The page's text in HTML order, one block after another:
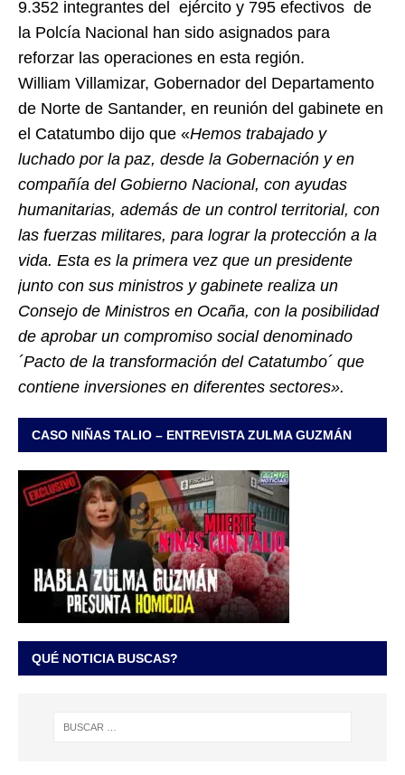
9.352 integrantes del ejército y 795 efectivos de
la Polcía Nacional han sido asignados para
reforzar las operaciones en esta región.
William Villamizar, Gobernador del Departamento
de Norte de Santander, en reunión del gabinete en
el Catatumbo dijo que «Hemos trabajado y
luchado por la paz, desde la Gobernación y en
compañía del Gobierno Nacional, con ayudas
humanitarias, además de un control territorial, con
las fuerzas militares, para lograr la protección a la
vida. Esta es la primera vez que un presidente
junto con sus ministros y gabinete realiza un
Consejo de Ministros en Ocaña, con la posibilidad
de aprobar un compromiso social denominado
´Pacto de la transformación del Catatumbo´ que
contiene inversiones en diferentes sectores».
CASO NIÑAS TALIO – ENTREVISTA ZULMA GUZMÁN
QUÉ NOTICIA BUSCAS?